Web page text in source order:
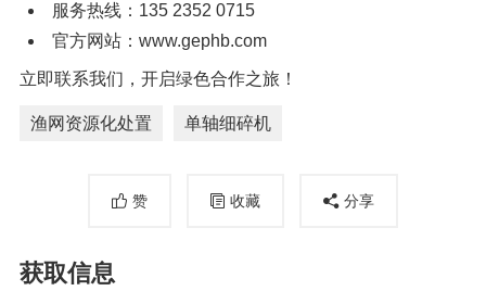
服务热线：135 2352 0715
官方网站：www.gephb.com
立即联系我们，开启绿色合作之旅！
渔网资源化处置 单轴细碎机
赞 收藏 分享
获取信息